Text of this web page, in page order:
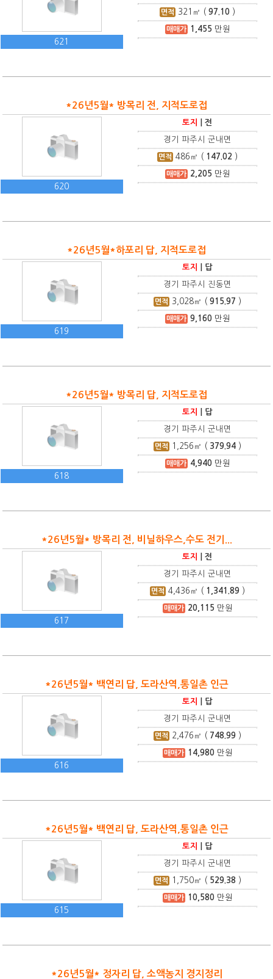
621
면적 321 ㎡ (97.10 )
매매가 1,455 만원
*26년5월* 방목리 전, 지적도로접
620
토지 |전
경기 파주시 군내면
면적 486 ㎡ ( 147.02 )
매매가 2,205 만원
*26년5월*하포리 답, 지적도로접
619
토지 답
경기 파주시 진동면
면적 3,028㎡ (915.97 )
매매가 9,160만원
*26년5월* 방목리 답, 지적도로접
618
토지 답
경기 파주시 군내면
면적 1,256 ㎡ ( 379.94 )
매매가 4,940만원
*26년5월* 방목리 전, 비닐하우스,수도 전기...
617
토지 |전
경기 파주시 군내면
면적 4,436 ㎡ ( 1,341.89 )
매매가 20,115 만원
*26년5월* 백연리 답, 도라산역,통일촌 인근
616
토지 답
경기 파주시 군내면
면적 2,476 ㎡ ( 748.99 )
매매가 14,980만원
*26년5월* 백연리 답, 도라산역,통일촌 인근
615
토지 답
경기 파주시 군내면
면적 1,750㎡ ( 529.38 )
매매가 10,580만원
*26년5월* 정자리 답, 소액농지 경지정리